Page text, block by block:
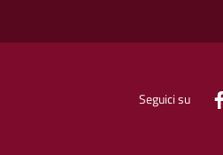
Seguici su